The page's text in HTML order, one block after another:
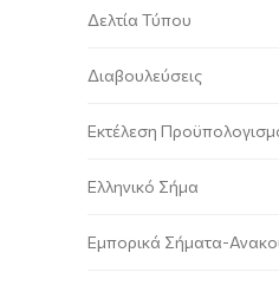
Δελτία Τύπου
Διαβουλεύσεις
Εκτέλεση
Ελληνικό Σήμα
Εμπορικά Σήματα-